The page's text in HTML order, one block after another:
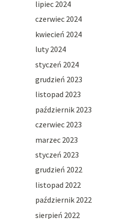
lipiec 2024
czerwiec 2024
kwiecień 2024
luty 2024
styczeń 2024
grudzień 2023
listopad 2023
październik 2023
czerwiec 2023
marzec 2023
styczeń 2023
grudzień 2022
listopad 2022
październik 2022
sierpień 2022